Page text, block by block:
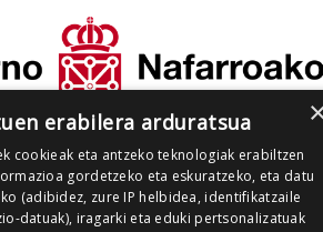
erabilera arduratsua
cookieak eta antzeko teknologiak erabiltzen
gordetzeko eta eskuratzeko, eta datu
(adibidez, zure IP helbidea, identifikatzaile
datuak), iragarki eta eduki pertsonalizatuak